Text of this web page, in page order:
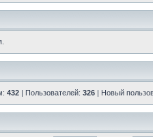
432 | Пользователей: 326 | Новый